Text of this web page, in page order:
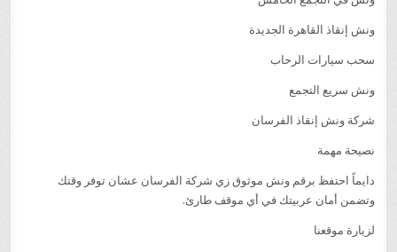
ونش إنقاذ القاهرة الجديدة
سحب سيارات الرحاب
ونش سريع التجمع
شركة ونش إنقاذ الفرسان
نصيحة مهمة
دايماً احتفظ برقم ونش موثوق زي شركة الفرسان عشان توفر وقتك
وتضمن أمان عربيتك في أي موقف طارئ.
لزيارة موقعنا